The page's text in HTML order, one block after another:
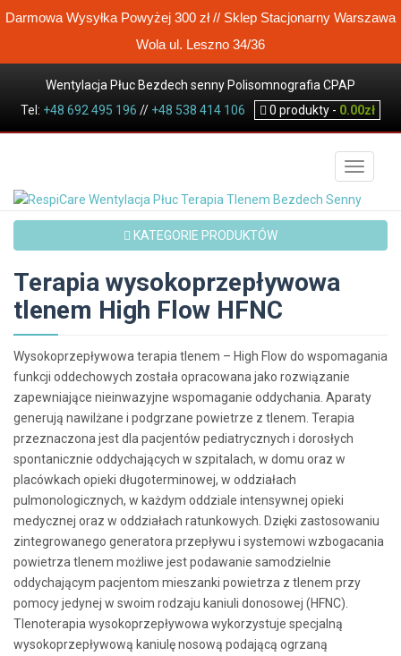
Darmowa Wysyłka Powyżej 300 zł // Sklep Stacjonarny Warszawa
Wola ul. Leszno 34/36
Wentylacja Płuc Bezdech senny Polisomnografia CPAP
Koncentrator tlenu Wysokoprzepływowa terapia tlenem
Sklep / Produkty
Terapia wysokoprzepływowa tlenem High Flow HFNC
Tel: +48 692 495 196 // +48 538 414 106 0 produkty - 0.00zł
KATEGORIE PRODUKTÓW
Terapia wysokoprzepływowa
tlenem High Flow HFNC
Wysokoprzepływowa terapia tlenem – High Flow do wspomagania
funkcji oddechowych została opracowana jako rozwiązanie
zapewniające nieinwazyjne wspomaganie oddychania. Aparaty
generują nawilżane i podgrzane powietrze z tlenem. Terapia
przeznaczona jest dla pacjentów pediatrycznych i dorosłych
spontanicznie oddychających w szpitalach, w domu oraz w
placówkach opieki długoterminowej, w oddziałach
pulmonologicznych, w każdym oddziale intensywnej opieki
medycznej oraz w oddziałach ratunkowych. Dzięki zastosowaniu
zintegrowanego generatora przepływu i systemowi wzbogacania
powietrza tlenem możliwe jest podawanie samodzielnie
oddychającym pacjentom mieszanki powietrza z tlenem przy
pomocy jedynej w swoim rodzaju kaniuli donosowej (HFNC).
Tlenoterapia wysokoprzepływowa wykorzystuje specjalną
wysokoprzepływową kaniulę nosową podającą ogrzaną